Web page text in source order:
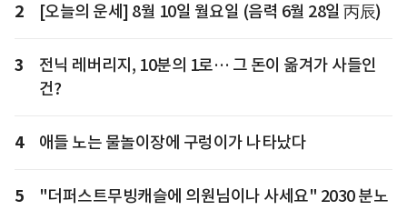
2 [오늘의 운세] 8월 10일 월요일 (음력 6월 28일 丙辰)
3
전닉 레버리지, 10분의 1로… 그 돈이 옮겨가 사들인
건?
4 애들 노는 물놀이장에 구렁이가 나타났다
5
"더퍼스트무빙캐슬에 의원님이나 사세요" 2030 분노